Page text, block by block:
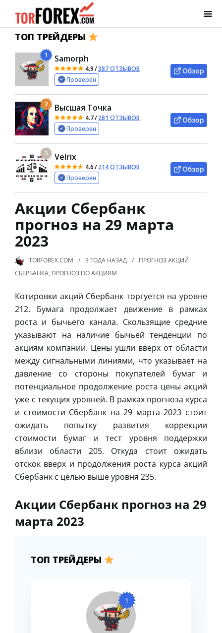
ТОП ТРЕЙДЕРЫ
1 Samorph
4.9/387 ОТЗЫВОВ
Проверен
Обзор
2 Высшая Точка
4.7/281 ОТЗЫВОВ
Проверен
Обзор
3 Velrix
4.6/214 ОТЗЫВОВ
Проверен
Обзор
Акции Сбербанк
прогноз на 29 марта
2023
TORFOREX.COM 3 ГОДА НАЗАД
ПРОГНОЗ АКЦИЙ
СБЕРБАНКА, ПРОГНОЗ ПО АКЦИЯМ
Котировки акций Сбербанк торгуется на уровне
212. Бумага продолжает движение в рамках
роста и бычьего канала. Скользящие средние
указывают на наличие бычьей тенденции по
акциям компании. Цены ушли вверх от области
между сигнальными линиями, что указывает на
давление со стороны покупателей бумаг и
потенциальное продолжение роста цены акций
уже с текущих уровней. В рамках прогноза курса
и стоимости Сбербанк на 29 марта 2023 стоит
ожидать попытку развития коррекции
стоимости бумаг и тест уровня поддержки
вблизи области 205. Откуда стоит ожидать
отскок вверх и продолжения роста курса акций
Сбербанк с целью выше уровня 235.
Акции Сбербанк прогноз на 29
марта 2023
ТОП ТРЕЙДЕРЫ
1